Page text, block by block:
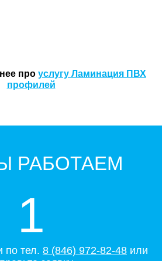
про услугу Ламинация ПВХ
профилей
РАБОТАЕМ
1
по тел. 8 (846) 972-82-48 или